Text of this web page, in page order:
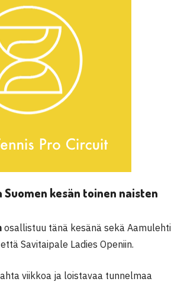
kesän toinen naisten
osallistuu tänä kesänä sekä Aamulehti
Savitaipale Ladies Openiin.
viikkoa ja loistavaa tunnelmaa